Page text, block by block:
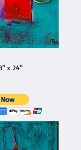
x 24"